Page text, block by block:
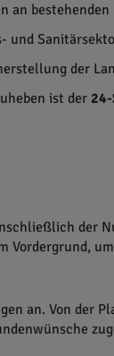
an
der
ist der
der
an. Von der